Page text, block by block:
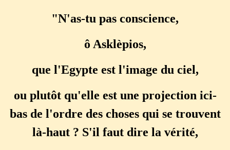
"N'as-tu pas conscience,
ô Asklèpios,
que l'Egypte est l'image du ciel,
ou plutôt qu'elle est une projection ici-
bas de l'ordre des choses qui se trouvent
là-haut ? S'il faut dire la vérité,